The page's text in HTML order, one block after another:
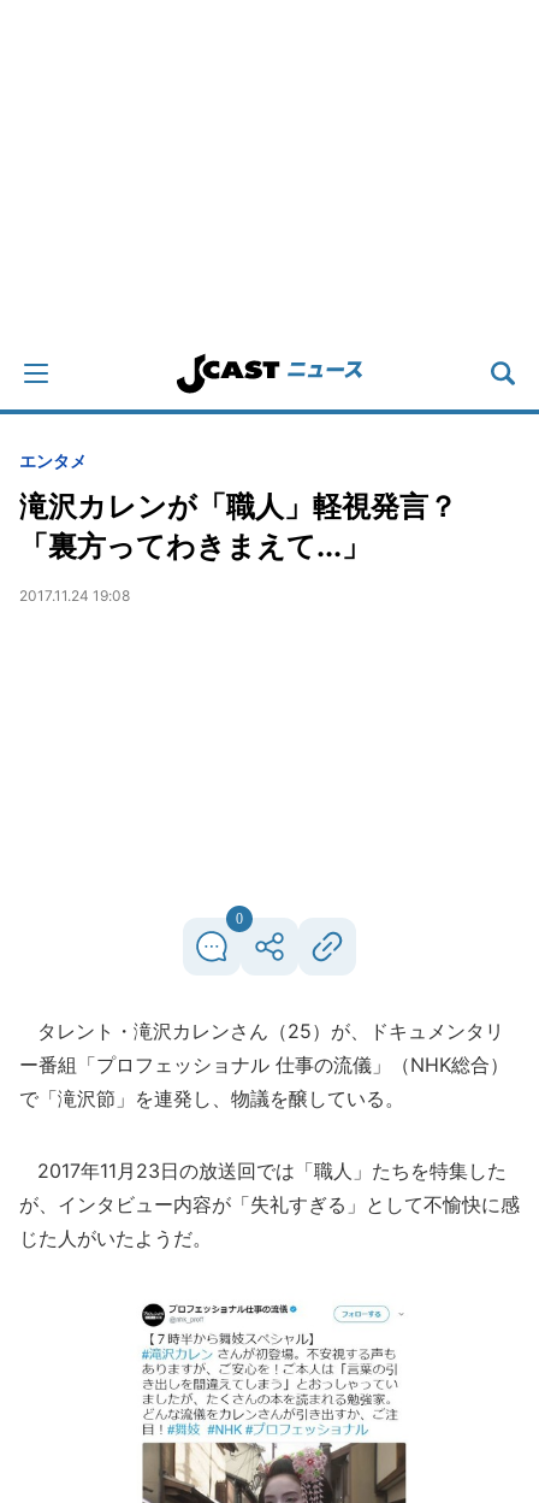
エンタメ
滝沢カレンが「職人」軽視発言？
「裏方ってわきまえて...」
2017.11.24 19:08
0
タレント・滝沢カレンさん（25）が、ドキュメンタリ
ー番組「プロフェッショナル 仕事の流儀」（NHK総合）
で「滝沢節」を連発し、物議を醸している。
2017年11月23日の放送回では「職人」たちを特集した
が、インタビュー内容が「失礼すぎる」として不愉快に感
じた人がいたようだ。